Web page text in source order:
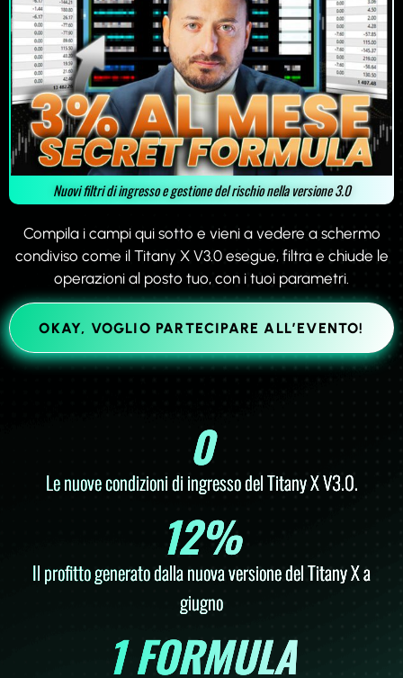
Nuovi filtri di ingresso e gestione del rischio nella versione 3.0
Compila i campi qui sotto e vieni a vedere a schermo
condiviso come il Titany X V3.0esegue, filtra e chiude le
operazioni al posto tuo, con i tuoi parametri.
OKAY, VOGLIO PARTECIPARE ALL’EVENTO!
Le nuove condizioni di ingresso del Titany X V3.0.
0
Il profitto generato dalla nuova versione del Titany X a
giugno
12%
1 FORMULA